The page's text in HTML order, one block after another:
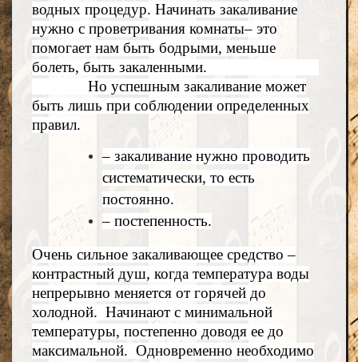
водных процедур. Начинать закаливание
нужно с проветривания комнаты– это
помогает нам быть бодрыми, меньше
болеть, быть закаленными.
Но успешным закаливание может
быть лишь при соблюдении определенных
правил.
– закаливание нужно проводить
систематически, то есть
постоянно.
– постепенность.
Очень сильное закаливающее средство –
контрастный душ, когда температура воды
непрерывно меняется от горячей до
холодной. Начинают с минимальной
температуры, постепенно доводя ее до
максимальной. Одновременно необходимо